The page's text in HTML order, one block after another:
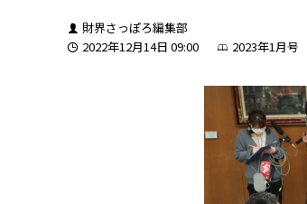
財界さっぽろ編集部
2022年12月14日 09:00
2023年1月号